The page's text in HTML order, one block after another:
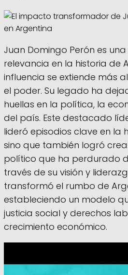
Juan Domingo Perón es
relevancia en la historia de
influencia se extiende más
el poder. Su legado ha
huellas en la política, la
del país. Este destacado
lideró episodios clave en la
sino que también logró
político que ha perdurado
través de su visión y
transformó el rumbo de
estableciendo un modelo
justicia social y derechos
crecimiento económico.